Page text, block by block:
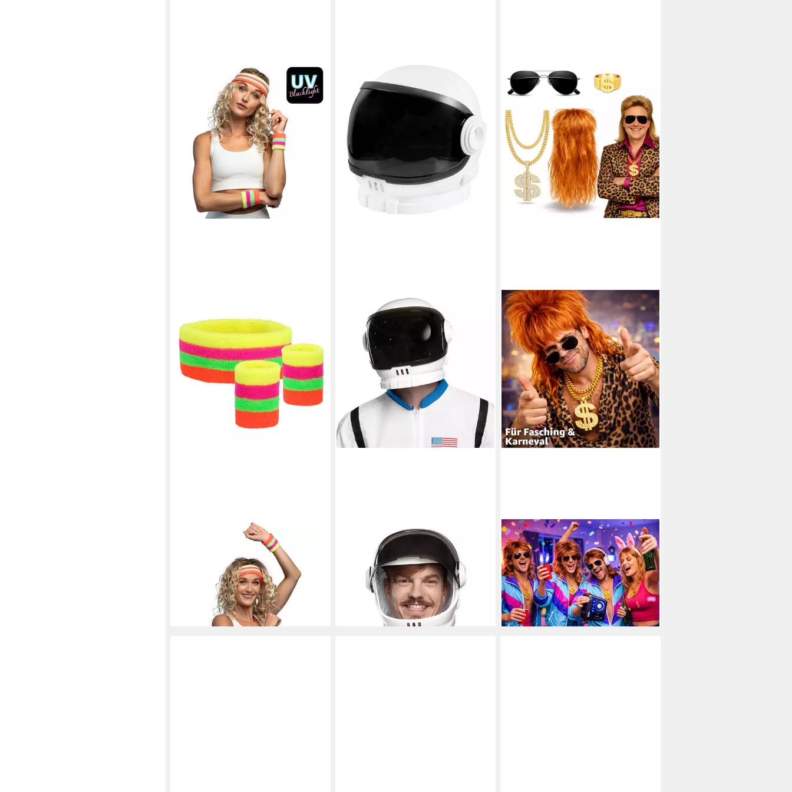
Kostüm Schweißbänder Neon UV
3er Set Stirnband 2 Armbänder für
80er Party, Neonfarben UV-aktiv
leuchtet unter Schwarzlicht
lieferbar - in 5-6 Werktagen bei dir
Kostüm Spaceman Astronautenhelm,
Kugelrunder Raumfahrerhelm mit
schwarzem Visier
ab 30,49 €
lieferbar - in 5-6 Werktagen bei dir
COSTUMED
Kostüm 4-in-1 Kostüm Set für
Fasching & Karneval – Vokuhila 80er
& 90er
11,99 € UVP16,99 €
-29%
lieferbar - in 3-4 Werktagen bei dir